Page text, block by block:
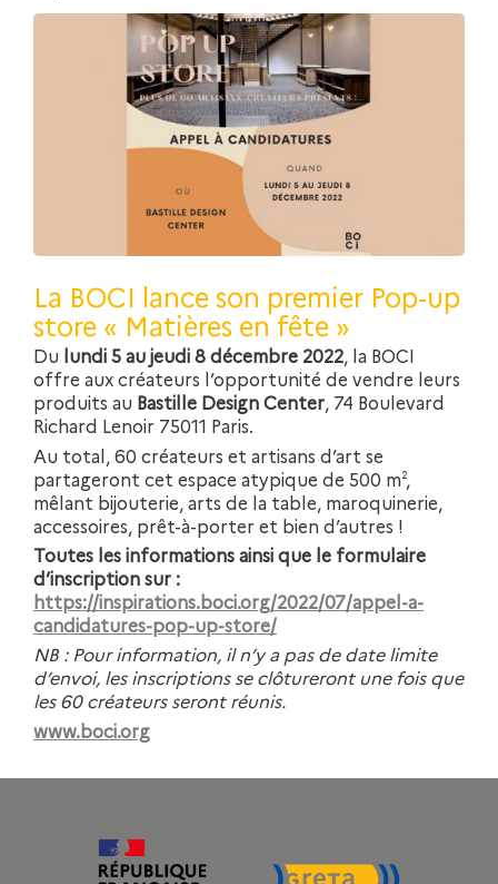
La BOCI lance son premier Pop-up
store « Matières en fête »
Du lundi 5 au jeudi 8 décembre 2022, la BOCI
offre auxcréateurs l’opportunité de vendre leurs
produits au Bastille Design Center, 74 Boulevard
Richard Lenoir 75011 Paris.
Au total, 60 créateurs et artisans d’art se
partageront cet espace atypique de 500 m²,
mêlant bijouterie, arts de la table, maroquinerie,
accessoires, prêt-à-porter et bien d’autres !
Toutes les informations ainsi que le formulaire
d’inscription sur :
https://inspirations.boci.org/2022/07/appel-a-
candidatures-pop-up-store/
NB : Pour information, il n’y a pas de date limite
d’envoi, les inscriptions se clôtureront une fois que
les 60 créateurs seront réunis.
www.boci.org